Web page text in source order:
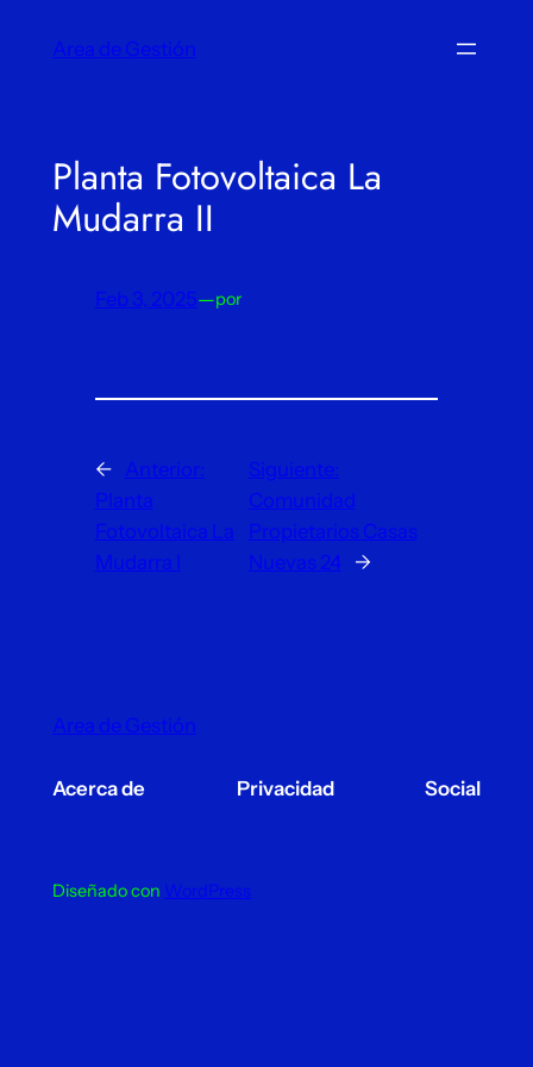
Area de Gestión
Planta Fotovoltaica La
Mudarra II
Feb 3, 2025—por
←
Anterior:
Planta
Fotovoltaica La
Mudarra I
Siguiente:
Comunidad
Propietarios Casas
Nuevas 24
→
Area de Gestión
Acerca de Privacidad Social
Diseñado con WordPress